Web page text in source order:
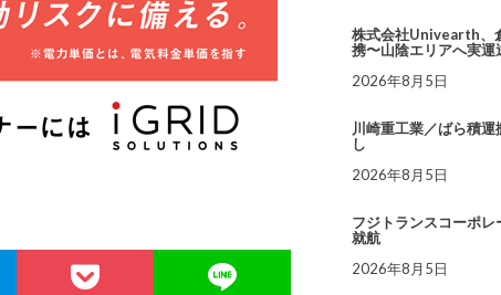
株式会社Univearth、
携〜山陰エリアへ実
2026年8月5日
川崎重工業／ばら積
し
2026年8月5日
フジトランスコーポレ
就航
2026年8月5日